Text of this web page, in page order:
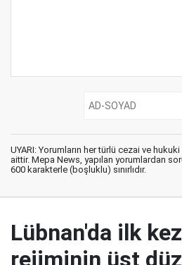
UYARI: Yorumların her türlü cezai ve
aittir. Mepa News, yapılan yorumlardan
600 karakterle (boşluklu) sınırlıdır.
Lübnan'da ilk
rejiminin üst